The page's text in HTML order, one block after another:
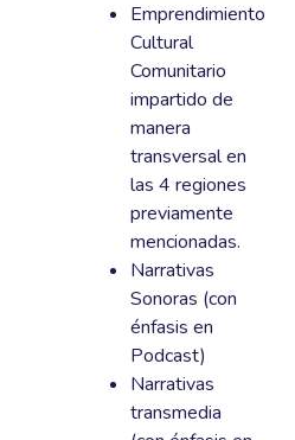
Emprendimiento
Cultural
Comunitario
impartido de
manera
transversal en
las 4 regiones
previamente
mencionadas.
Narrativas
Sonoras (con
énfasis en
Podcast)
Narrativas
transmedia